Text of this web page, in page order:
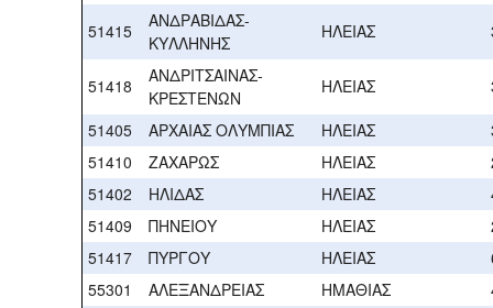
51415
ΑΝΔΡΑΒΙΔΑΣ-
ΚΥΛΛΗΝΗΣ
ΗΛΕΙΑΣ
51418
ΑΝΔΡΙΤΣΑΙΝΑΣ-
ΚΡΕΣΤΕΝΩΝ
ΗΛΕΙΑΣ
51405
ΑΡΧΑΙΑΣ ΟΛΥΜΠΙΑΣ ΗΛΕΙΑΣ
51410
ΖΑΧΑΡΩΣ ΗΛΕΙΑΣ
51402
ΗΛΙΔΑΣ ΗΛΕΙΑΣ
51409
ΠΗΝΕΙΟΥ ΗΛΕΙΑΣ
51417
ΠΥΡΓΟΥ ΗΛΕΙΑΣ
55301
ΑΛΕΞΑΝΔΡΕΙΑΣ ΗΜΑΘΙΑΣ